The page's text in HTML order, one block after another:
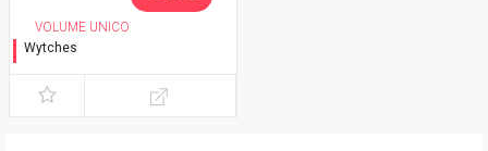
VOLUME UNICO
Wytches